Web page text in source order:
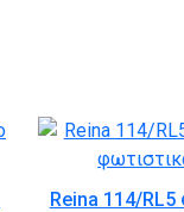
Reina 114/